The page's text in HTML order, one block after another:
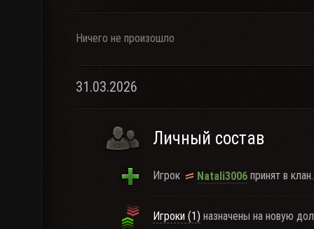
Ничего не произошло
31.03.2026
Личный состав
Игрок Natali3006 принят в клан.
Игроки (1) назначены на новую